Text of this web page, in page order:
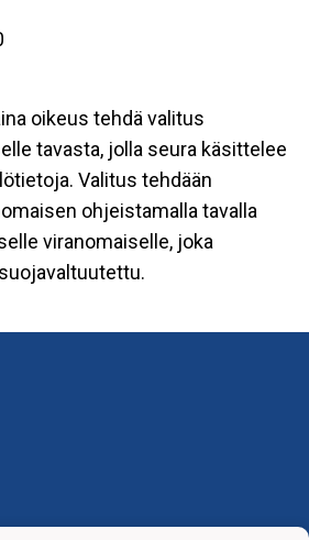
oikeus tehdä valitus
tavasta, jolla seura käsittelee
Valitus tehdään
ohjeistamalla tavalla
viranomaiselle, joka